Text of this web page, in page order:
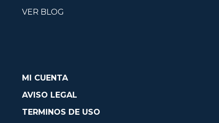
VER BLOG
MI CUENTA
AVISO LEGAL
TERMINOS DE USO